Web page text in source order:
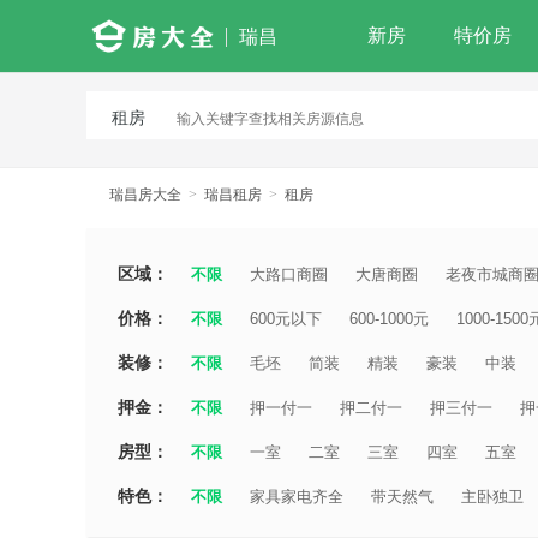
瑞昌 新房 特价房
租房
瑞昌房大全 > 瑞昌租房 > 租房
区域： 不限 大路口商圈 大唐商圈 老夜市城商圈
价格： 不限 600元以下 600-1000元 1000-1500
装修： 不限 毛坯 简装 精装 豪装 中装
押金： 不限 押一付一 押二付一 押三付一
房型： 不限 一室 二室 三室 四室 五室
特色： 不限 家具家电齐全 带天然气 主卧独卫